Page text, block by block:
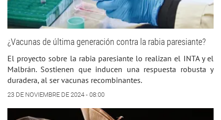
¿Vacunas de última generación contra la rabia paresiante?
El proyecto sobre la rabia paresiante lo realizan el INTA y el
Malbrán. Sostienen que inducen una respuesta robusta y
duradera, al ser vacunas recombinantes.
23 DE NOVIEMBRE DE 2024 - 08:00